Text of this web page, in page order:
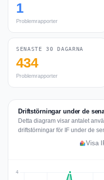
1
Problemrapporter
SENASTE 30 DAGARNA
434
Problemrapporter
Driftstörningar under de
Detta diagram visar antalet
driftstörningar för IF under de
Visa